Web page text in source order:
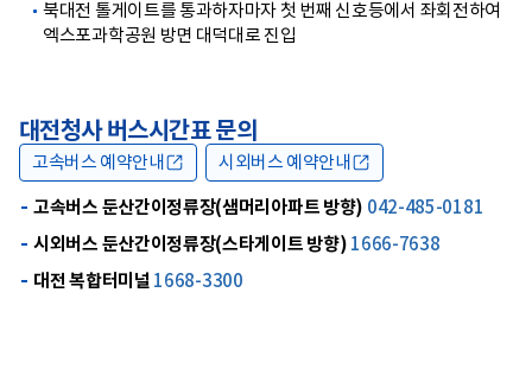
북대전 톨게이트를 통과하자마자 첫 번째 신호등에서 좌회전하여
엑스포과학공원 방면 대덕대로 진입
대전청사 버스시간표 문의
고속버스 예약안내 시외버스 예약안내
고속버스 둔산간이정류장(샘머리아파트 방향) 042-485-0181
시외버스 둔산간이정류장(스타게이트 방향) 1666-7638
대전 복합터미널 1668-3300